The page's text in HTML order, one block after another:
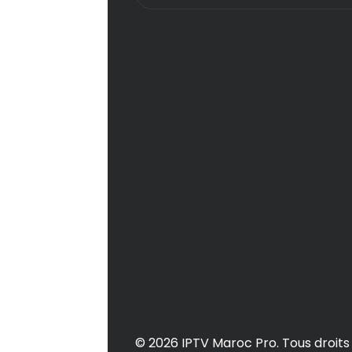
© 2026 IPTV Maroc Pro. Tous